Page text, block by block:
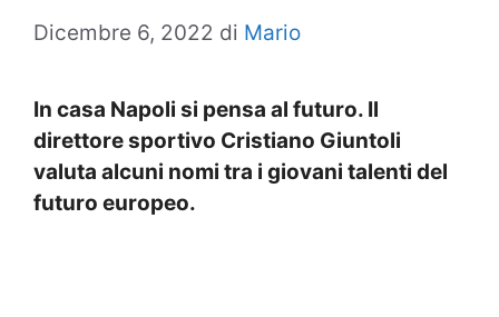
Dicembre 6, 2022 di Mario
In casa Napoli si pensa al futuro. Il
direttore sportivo Cristiano Giuntoli
valuta alcuni nomi tra i giovani talenti del
futuro europeo.